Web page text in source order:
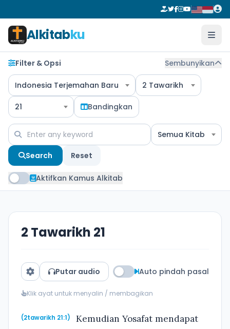
Alkitabku
Filter & Opsi Sembunyikan
Indonesia Terjemahan Baru 2 Tawarikh
21 Bandingkan
Semua Kitab
Search Reset
Aktifkan Kamus Alkitab
2 Tawarikh 21
Putar audio Auto pindah pasal
Klik ayat untuk menyalin / membagikan
(2tawarikh 21:1)
Kemudian Yosafat mendapat